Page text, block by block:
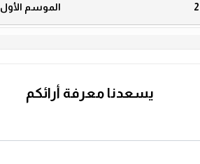
2 الموسم الأول
يسعدنا معرفة أرائكم